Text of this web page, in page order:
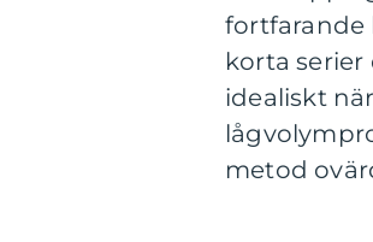
fortfarande
korta
idealiskt
metod